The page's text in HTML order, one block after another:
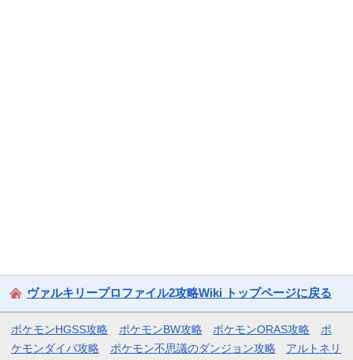
ヴァルキリープロファイル2攻略Wiki トップページに戻る
ポケモンHGSS攻略 ポケモンBW攻略 ポケモンORAS攻略
ポ
ケモンダイパ攻略
ポケモン不思議のダンジョン攻略
アルトネリ